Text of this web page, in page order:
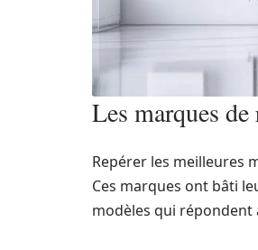
Les marques
Repérer les meilleures
Ces marques ont bâti
modèles qui répondent